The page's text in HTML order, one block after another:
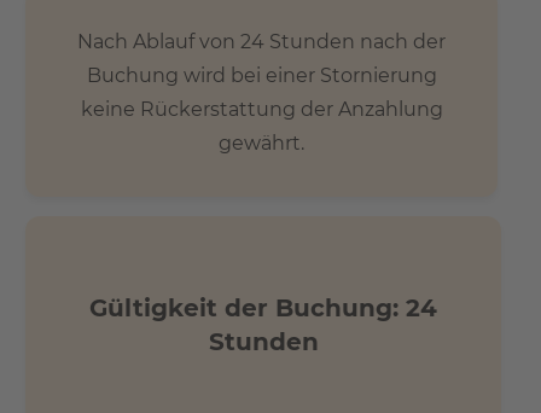
Nach Ablauf von 24 Stunden nach der
Buchung wird bei einer Stornierung
keine Rückerstattung der Anzahlung
gewährt.
Gültigkeit der Buchung: 24
Stunden